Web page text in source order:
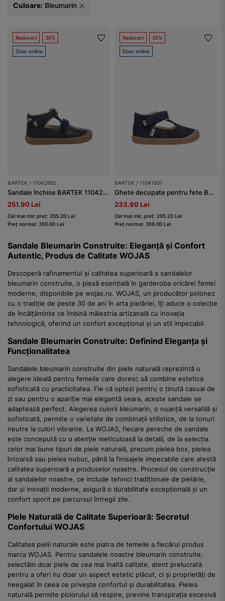
Culoare: Bleumarin
Reduceri 30%
Doar online
BARTEK / 11042602
Sandale închise BARTEK 11042602, bleumarin
251.90 Lei
Cel mai mic preț: 205.20 Lei
Preț normal: 359.00 Lei
Reduceri 35%
Doar online
BARTEK / 11041801
Ghete decupate pentru fete BARTEK 11041801, bleumarin
233.90 Lei
Cel mai mic preț: 205.20 Lei
Preț normal: 359.00 Lei
Sandale Bleumarin Construite: Eleganță și Confort
Autentic, Produs de Calitate WOJAS
Descoperă rafinamentul și calitatea superioară a sandalelor
bleumarin construite, o piesă esențială în garderoba oricărei femei
moderne, disponibile pe wojas.ro. WOJAS, un producător polonez
cu o tradiție de peste 30 de ani în arta pielăriei, îți aduce o colecție
de încălțăminte ce îmbină măiestria artizanală cu inovația
tehnologică, oferind un confort excepțional și un stil impecabil.
Sandale Bleumarin Construite: Definind Eleganța și
Funcționalitatea
Sandalele bleumarin construite din piele naturală reprezintă o
alegere ideală pentru femeile care doresc să combine estetica
sofisticată cu practicitatea. Fie că optezi pentru o ținută casual de
zi sau pentru o apariție mai elegantă seara, aceste sandale se
adaptează perfect. Alegerea culorii bleumarin, o nuanță versatilă și
sofisticată, permite o varietate de combinații stilistice, de la tonuri
neutre la culori vibrante. La WOJAS, fiecare pereche de sandale
este concepută cu o atenție meticuloasă la detalii, de la selecția
celor mai bune tipuri de piele naturală, precum pielea box, pielea
întoarsă sau pielea nubuc, până la finisajele impecabile care atestă
calitatea superioară a produselor noastre. Procesul de construcție
al sandalelor noastre, ce include tehnici tradiționale de pielărie,
dar și inovații moderne, asigură o durabilitate excepțională și un
confort sporit pe parcursul întregii zile.
Piele Naturală de Calitate Superioară: Secretul
Confortului WOJAS
Calitatea pielii naturale este piatra de temelie a fiecărui produs
marca WOJAS. Pentru sandalele noastre bleumarin construite,
selectăm doar piele de cea mai înaltă calitate, atent prelucrată
pentru a oferi nu doar un aspect estetic plăcut, ci și proprietăți de
neegalat în ceea ce privește confortul și durabilitatea. Pielea
naturală permite piciorului să respire, previne transpirația excesivă